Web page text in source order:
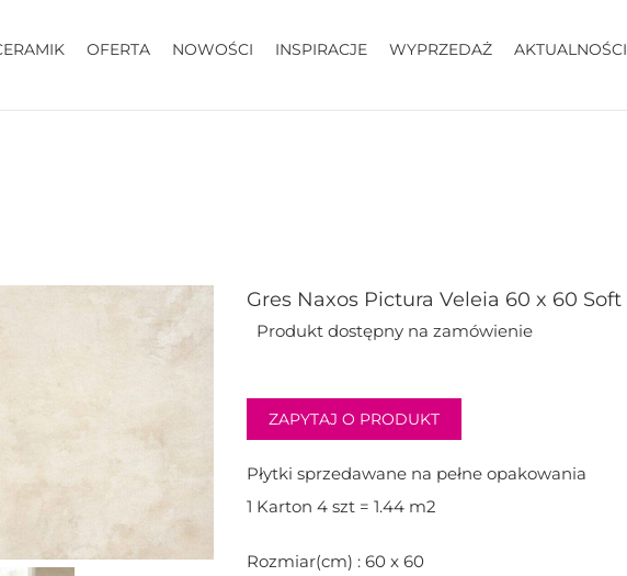
OFERTA NOWOŚCI INSPIRACJE WYPRZEDAŻ AKTUALNOŚCI
Gres Naxos Pictura Veleia 60 x 60 Soft
Produkt dostępny na zamówienie
ZAPYTAJ O PRODUKT
Płytki sprzedawane na pełne opakowania
1 Karton 4 szt = 1.44 m2
Rozmiar(cm) : 60 x 60